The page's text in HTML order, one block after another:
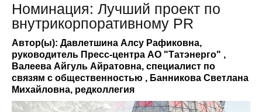
Номинация: Лучший проект по
внутрикорпоративному PR
Автор(ы): Давлетшина Алсу Рафиковна,
руководитель Пресс-центра АО "Татэнерго" ,
Валеева Айгуль Айратовна, специалист по
связям с общественностью , Банникова Светлана
Михайловна, редколлегия